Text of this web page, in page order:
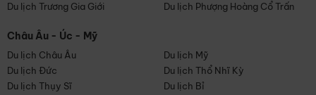
Du lịch Trương Gia Giới
Du lịch Phượng Hoàng Cổ Trấn
Châu Âu - Úc - Mỹ
Du lịch Châu Âu
Du lịch Mỹ
Du lịch Đức
Du lịch Thổ Nhĩ Kỳ
Du lịch Thụy Sĩ
Du lịch Bỉ